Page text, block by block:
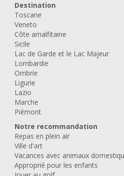
Destination
Toscane
Veneto
Côte amalfitaine
Sicile
Lac de Garde et le Lac Majeur
Lombardie
Ombrie
Ligurie
Lazio
Marche
Piémont
Notre recommandation
Repas en plein air
Ville d'art
Vacances avec animaux
Approprié pour les enfants